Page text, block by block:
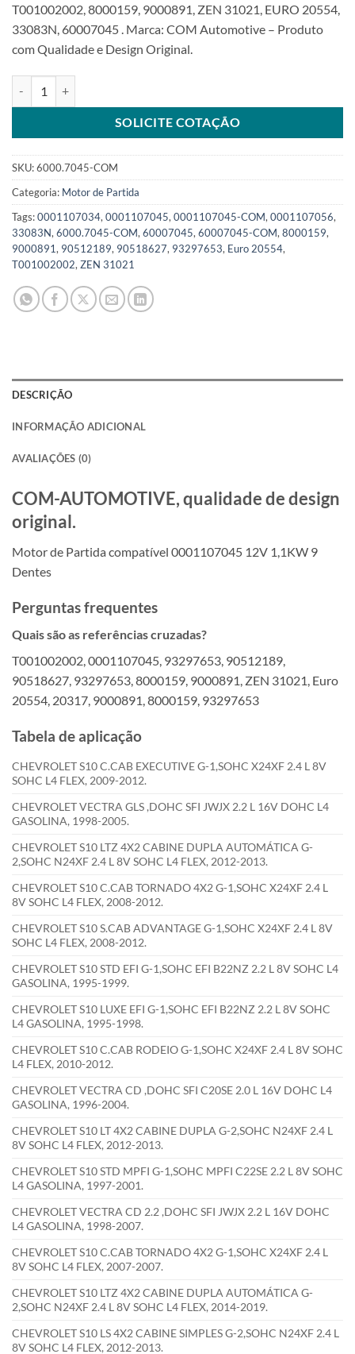
T001002002, 8000159, 9000891, ZEN 31021, EURO 20554,
33083N, 60007045 . Marca: COM Automotive – Produto
com Qualidade e Design Original.
SOLICITE COTAÇÃO
SKU:6000.7045-COM
Categoria: Motor de Partida
Tags:0001107034, 0001107045, 0001107045-COM, 0001107056,
33083N, 6000.7045-COM, 60007045, 60007045-COM, 8000159,
9000891, 90512189, 90518627, 93297653, Euro 20554,
T001002002, ZEN 31021
DESCRIÇÃO
INFORMAÇÃO ADICIONAL
AVALIAÇÕES (0)
COM-AUTOMOTIVE, qualidade de design
original.
Motor de Partida compatível 0001107045 12V 1,1KW 9
Dentes
Perguntas frequentes
Quais são as referências cruzadas?
T001002002, 0001107045, 93297653, 90512189,
90518627, 93297653, 8000159, 9000891, ZEN 31021, Euro
20554, 20317, 9000891, 8000159, 93297653
Tabela de aplicação
CHEVROLET S10 C.CAB EXECUTIVE G-1,SOHC X24XF 2.4 L 8V
SOHC L4 FLEX, 2009-2012.
CHEVROLET VECTRA GLS ,DOHC SFI JWJX 2.2 L 16V DOHC L4
GASOLINA, 1998-2005.
CHEVROLET S10 LTZ 4X2 CABINE DUPLA AUTOMÁTICA G-
2,SOHC N24XF 2.4 L 8V SOHC L4 FLEX, 2012-2013.
CHEVROLET S10 C.CAB TORNADO 4X2 G-1,SOHC X24XF 2.4 L
8V SOHC L4 FLEX, 2008-2012.
CHEVROLET S10 S.CAB ADVANTAGE G-1,SOHC X24XF 2.4 L 8V
SOHC L4 FLEX, 2008-2012.
CHEVROLET S10 STD EFI G-1,SOHC EFI B22NZ 2.2 L 8V SOHC L4
GASOLINA, 1995-1999.
CHEVROLET S10 LUXE EFI G-1,SOHC EFI B22NZ 2.2 L 8V SOHC
L4 GASOLINA, 1995-1998.
CHEVROLET S10 C.CAB RODEIO G-1,SOHC X24XF 2.4 L 8V SOHC
L4 FLEX, 2010-2012.
CHEVROLET VECTRA CD ,DOHC SFI C20SE 2.0 L 16V DOHC L4
GASOLINA, 1996-2004.
CHEVROLET S10 LT 4X2 CABINE DUPLA G-2,SOHC N24XF 2.4 L
8V SOHC L4 FLEX, 2012-2013.
CHEVROLET S10 STD MPFI G-1,SOHC MPFI C22SE 2.2 L 8V SOHC
L4 GASOLINA, 1997-2001.
CHEVROLET VECTRA CD 2.2 ,DOHC SFI JWJX 2.2 L 16V DOHC
L4 GASOLINA, 1998-2007.
CHEVROLET S10 C.CAB TORNADO 4X2 G-1,SOHC X24XF 2.4 L
8V SOHC L4 FLEX, 2007-2007.
CHEVROLET S10 LTZ 4X2 CABINE DUPLA AUTOMÁTICA G-
2,SOHC N24XF 2.4 L 8V SOHC L4 FLEX, 2014-2019.
CHEVROLET S10 LS 4X2 CABINE SIMPLES G-2,SOHC N24XF 2.4 L
8V SOHC L4 FLEX, 2012-2013.